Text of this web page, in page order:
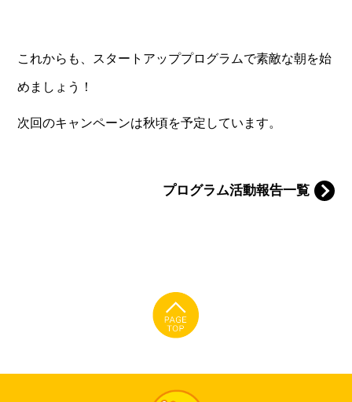
これからも、スタートアッププログラムで素敵な朝を始
めましょう！
次回のキャンペーンは秋頃を予定しています。
プログラム活動報告一覧